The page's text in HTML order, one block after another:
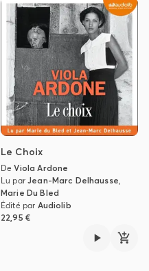
Le Choix
DeViola Ardone
Lu parJean-Marc Delhausse,
Marie Du Bled
Édité par Audiolib
22,95 €